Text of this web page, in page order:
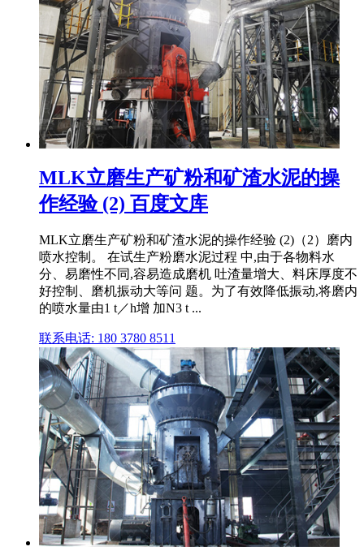
MLK立磨生产矿粉和矿渣水泥的操
作经验 (2) 百度文库
MLK立磨生产矿粉和矿渣水泥的操作经验 (2)（2）磨内
喷水控制。 在试生产粉磨水泥过程 中,由于各物料水
分、易磨性不同,容易造成磨机 吐渣量增大、料床厚度不
好控制、磨机振动大等问 题。为了有效降低振动,将磨内
的喷水量由1 t／h增 加N3 t ...
联系电话: 180 3780 8511